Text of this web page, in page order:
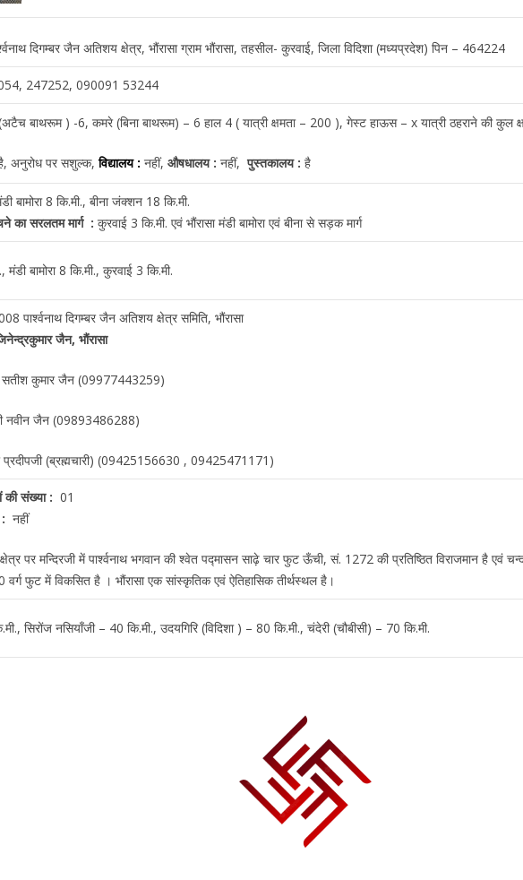
दिगम्बर जैन अतिशय क्षेत्र, भौंरासा ग्राम भौंरासा, तहसील- कुरवाई, जिला विदिशा (मध्यप्रदेश) पिन – 464224
247252, 090091 53244
बाथरूम ) -6, कमरे (बिना बाथरूम) – 6 हाल 4 ( यात्री क्षमता – 200 ), गेस्ट हाऊस – x यात्री ठहराने की कुल
अनुरोध पर सशुल्क,विद्यालय : नहीं, औषधालय : नहीं,पुस्तकालय : है
बामोरा 8 कि.मी., बीना जंक्शन 18 कि.मी.
का सरलतम मार्ग : कुरवाई 3 कि.मी. एवं भौंरासा मंडी बामोरा एवं बीना से सड़क मार्ग
मंडी बामोरा 8 कि.मी., कुरवाई 3 कि.मी.
पार्श्वनाथ दिगम्बर जैन अतिशय क्षेत्र समिति, भौंरासा
जैन, भौंरासा
सतीश कुमार जैन (09977443259)
नवीन जैन (09893486288)
प्रदीपजी (ब्रह्मचारी) (09425156630 , 09425471171)
की संख्या : 01
नहीं
क्षेत्र पर मन्दिरजी में पार्श्वनाथ भगवान की श्वेत पद्मासन साढ़े चार फुट ऊँची, सं. 1272 की प्रतिष्ठित विराजमान है एवं
वर्ग फुट में विकसित है । भौंरासा एक सांस्कृतिक एवं ऐतिहासिक तीर्थस्थल है।
सिरोंज नसियाँजी – 40 कि.मी., उदयगिरि (विदिशा ) – 80 कि.मी., चंदेरी (चौबीसी) – 70 कि.मी.